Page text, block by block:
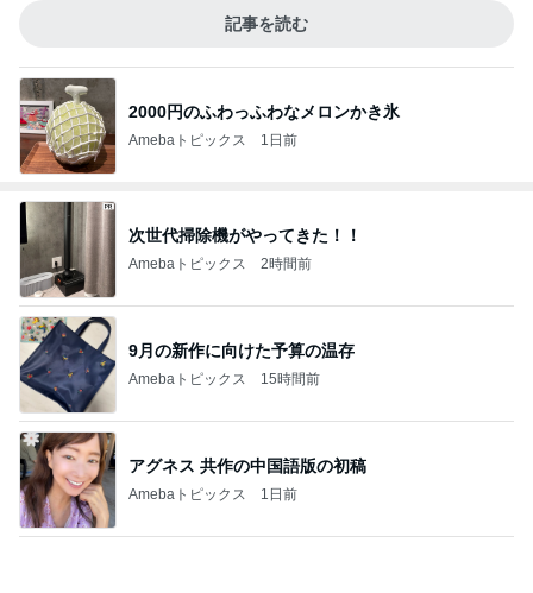
Amebaトピックス 2時間前
9月の新作に向けた予算の温存
Amebaトピックス 15時間前
アグネス 共作の中国語版の初稿
Amebaトピックス 1日前
妊娠24wの太り過ぎかもしれない体重
Amebaトピックス 2日前